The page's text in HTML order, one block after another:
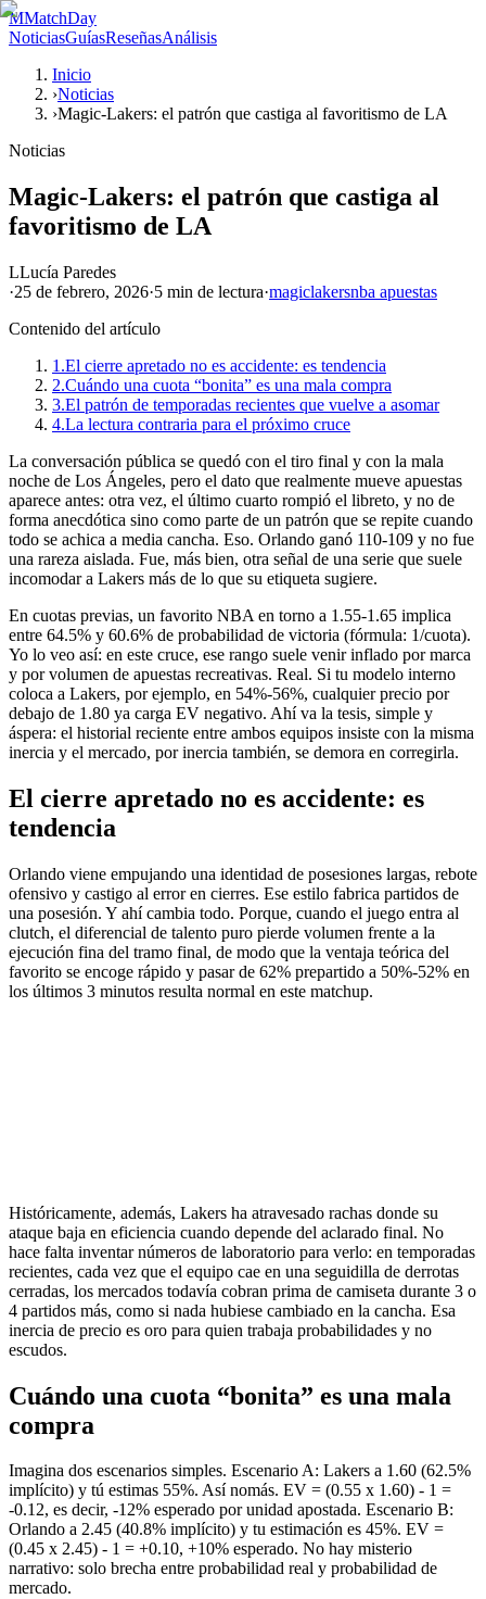
MMatchDay
NoticiasGuíasReseñasAnálisis
Inicio
›Noticias
›Magic-Lakers: el patrón que castiga al favoritismo de LA
Noticias
Magic-Lakers: el patrón que castiga al
favoritismo de LA
LLucía Paredes
·25 de febrero, 2026·5 min de lectura·magiclakersnba apuestas
Contenido del artículo
1.El cierre apretado no es accidente: es tendencia
2.Cuándo una cuota “bonita” es una mala compra
3.El patrón de temporadas recientes que vuelve a asomar
4.La lectura contraria para el próximo cruce
La conversación pública se quedó con el tiro final y con la mala
noche de Los Ángeles, pero el dato que realmente mueve apuestas
aparece antes: otra vez, el último cuarto rompió el libreto, y no de
forma anecdótica sino como parte de un patrón que se repite cuando
todo se achica a media cancha. Eso. Orlando ganó 110-109 y no fue
una rareza aislada. Fue, más bien, otra señal de una serie que suele
incomodar a Lakers más de lo que su etiqueta sugiere.
En cuotas previas, un favorito NBA en torno a 1.55-1.65 implica
entre 64.5% y 60.6% de probabilidad de victoria (fórmula: 1/cuota).
Yo lo veo así: en este cruce, ese rango suele venir inflado por marca
y por volumen de apuestas recreativas. Real. Si tu modelo interno
coloca a Lakers, por ejemplo, en 54%-56%, cualquier precio por
debajo de 1.80 ya carga EV negativo. Ahí va la tesis, simple y
áspera: el historial reciente entre ambos equipos insiste con la misma
inercia y el mercado, por inercia también, se demora en corregirla.
El cierre apretado no es accidente: es
tendencia
Orlando viene empujando una identidad de posesiones largas, rebote
ofensivo y castigo al error en cierres. Ese estilo fabrica partidos de
una posesión. Y ahí cambia todo. Porque, cuando el juego entra al
clutch, el diferencial de talento puro pierde volumen frente a la
ejecución fina del tramo final, de modo que la ventaja teórica del
favorito se encoge rápido y pasar de 62% prepartido a 50%-52% en
los últimos 3 minutos resulta normal en este matchup.
Históricamente, además, Lakers ha atravesado rachas donde su
ataque baja en eficiencia cuando depende del aclarado final. No
hace falta inventar números de laboratorio para verlo: en temporadas
recientes, cada vez que el equipo cae en una seguidilla de derrotas
cerradas, los mercados todavía cobran prima de camiseta durante 3 o
4 partidos más, como si nada hubiese cambiado en la cancha. Esa
inercia de precio es oro para quien trabaja probabilidades y no
escudos.
Cuándo una cuota “bonita” es una mala
compra
Imagina dos escenarios simples. Escenario A: Lakers a 1.60 (62.5%
implícito) y tú estimas 55%. Así nomás. EV = (0.55 x 1.60) - 1 =
-0.12, es decir, -12% esperado por unidad apostada. Escenario B:
Orlando a 2.45 (40.8% implícito) y tu estimación es 45%. EV =
(0.45 x 2.45) - 1 = +0.10, +10% esperado. No hay misterio
narrativo: solo brecha entre probabilidad real y probabilidad de
mercado.